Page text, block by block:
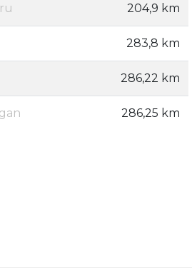
204,9 km
283,8 km
286,22 km
286,25 km